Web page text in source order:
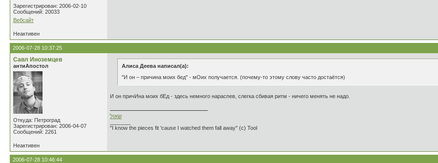
Зарегистрирован: 2006-02-10
Сообщений: 20033
Вебсайт
Неактивен
2006-07-28 10:37:25
Савл Иноземцев
антиАпостол
Откуда: Петроград
Зарегистрирован: 2006-04-07
Сообщений: 2261
Алиса Деева написал(а):
"И он – причина моих бед" - мОих получается. (почему-то этому слову часто достаётся)
И он причИна моих бЕд - здесь немного нараспев, слегка сбивая ритм - ничего менять не надо.
שאול
"I know the pieces fit 'cause I watched them fall away" (c) Tool
Неактивен
2006-07-28 10:46:44